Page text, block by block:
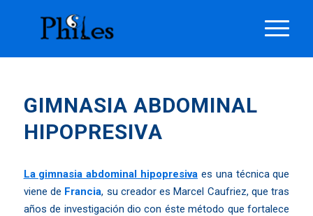
GIMNASIA ABDOMINAL
HIPOPRESIVA
La gimnasia abdominal hipopresiva es una técnica que
viene de Francia, su creador es Marcel Caufriez, que tras
años de investigación dio con éste método que fortalece